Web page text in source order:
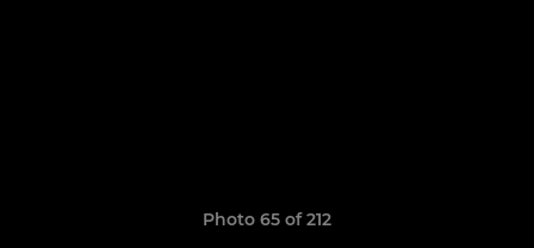
Photo 65 of 212